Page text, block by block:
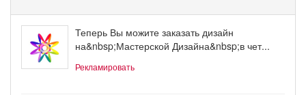
Теперь Вы можите заказать дизайн
на&nbsp;Мастерской Дизайна&nbsp;в чет...
Рекламировать